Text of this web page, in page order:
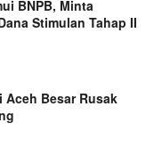
BNPB, Minta
Stimulan Tahap II
Aceh Besar Rusak